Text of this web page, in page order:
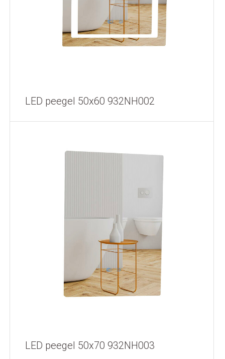
LED peegel 50x60 932NH002
LED peegel 50x70 932NH003